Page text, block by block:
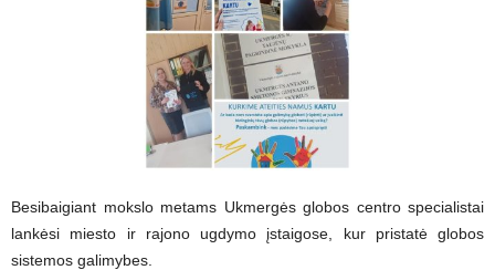
Besibaigiant mokslo metams Ukmergės globos centro specialistai
lankėsi miesto ir rajono ugdymo įstaigose, kur pristatė globos
sistemos galimybes.